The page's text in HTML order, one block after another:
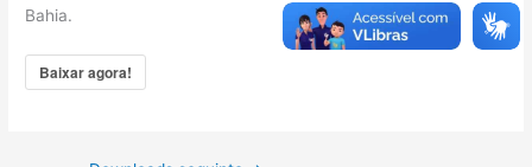
Bahia.
Baixar agora!